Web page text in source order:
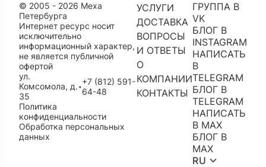
© 2005 - 2026 Меха
Петербурга
Интернет ресурс носит
исключительно
информационный характер,
не является публичной
офертой
ул.
Комсомола, д.
35
•+7 (812) 591-
64-48
Политика
конфиденциальности
Обработка персональных
данных
УСЛУГИ
ДОСТАВКА
ВОПРОСЫ
И ОТВЕТЫ
О
КОМПАНИИ
КОНТАКТЫ
ГРУППА В
VK
БЛОГ В
INSTAGRAM
НАПИСАТЬ
В
TELEGRAM
БЛОГ В
TELEGRAM
НАПИСАТЬ
В MAX
БЛОГ В
MAX
RU